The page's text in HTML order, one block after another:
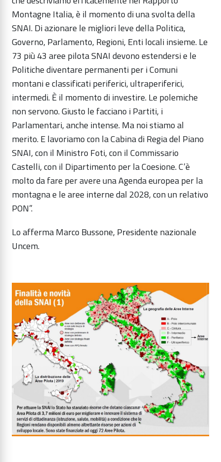
Montagne Italia, è il momento di una svolta della
SNAI. Di azionare le migliori leve della Politica,
Governo, Parlamento, Regioni, Enti locali insieme. Le
73 più 43 aree pilota SNAI devono estendersi e le
Politiche diventare permanenti per i Comuni
montani e classificati periferici, ultraperiferici,
intermedi. È il momento di investire. Le polemiche
non servono. Giusto le facciano i Partiti, i
Parlamentari, anche intense. Ma noi stiamo al
merito. E lavoriamo con la Cabina di Regia del Piano
SNAI, con il Ministro Foti, con il Commissario
Castelli, con il Dipartimento per la Coesione. C’è
molto da fare per avere una Agenda europea per la
montagna e le aree interne dal 2028, con un relativo
PON”.
Lo afferma Marco Bussone, Presidente nazionale
Uncem.